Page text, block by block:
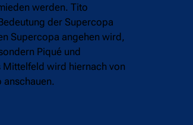
werden. Tito
der Supercopa
Supercopa angehen wird,
Piqué und
Mittelfeld wird hiernach von